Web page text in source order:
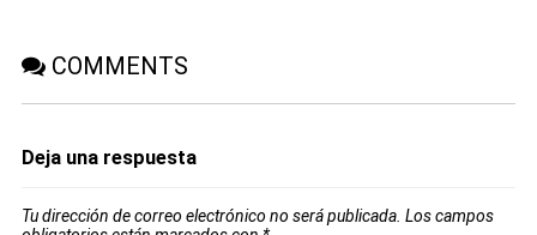
COMMENTS
Deja una respuesta
Tu dirección de correo electrónico no será publicada. Los campos